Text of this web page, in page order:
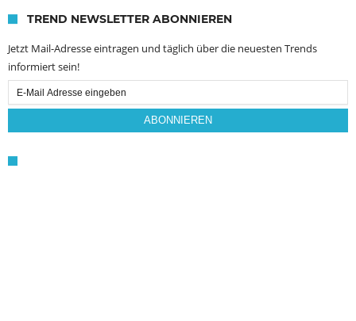
TREND NEWSLETTER ABONNIEREN
Jetzt Mail-Adresse eintragen und täglich über die neuesten Trends
informiert sein!
Email
Subscription
ABONNIEREN